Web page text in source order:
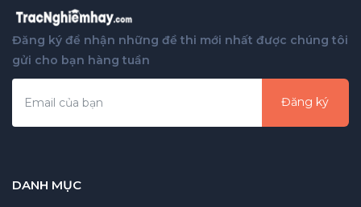
Đăng ký để nhận những đề thi mới nhất được chúng tôi
gửi cho bạn hàng tuần
Đăng ký
DANH MỤC